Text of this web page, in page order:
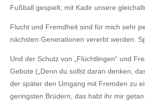
Fußball gespielt, mit Kadir unsere
Flucht und Fremdheit sind für mich sehr
nächsten Generationen vererbt werden.
Und der Schutz von „Flüchtlingen“ und
Gebote („Denn du sollst daran denken,
der später den Umgang mit Fremden zu
geringsten Brüdern, das habt ihr mir